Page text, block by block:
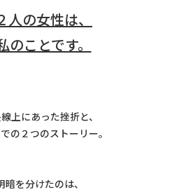
の女性は、
のことです。
上にあった挫折と、
の２つのストーリー。
暗を分けたのは、